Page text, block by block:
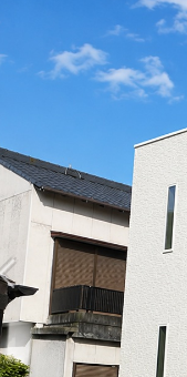
Previous